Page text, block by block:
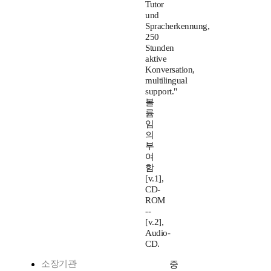
Tutor
und
Spracherkennung,
250
Stunden
aktive
Konversation,
multilingual
support."
볼
륨
임
의
부
여
함
[v.1],
CD-
ROM
--
[v.2],
Audio-
CD.
소장기관
중